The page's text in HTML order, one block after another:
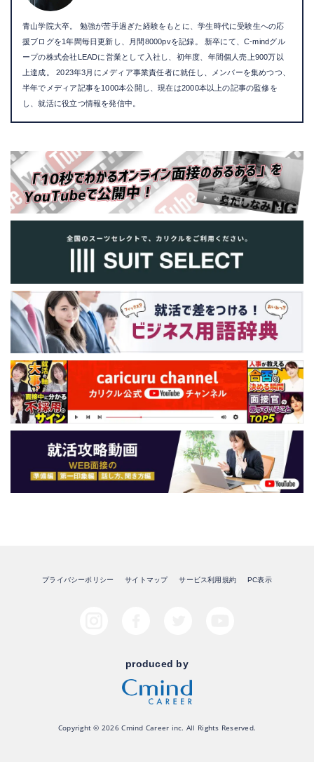
青山学院大卒。 勉強が苦手過ぎた経験をもとに、学生時代に受験生への応
援ブログを1年間毎日更新し、月間8000pvを記録。 新卒にて、C-mindグル
ープの株式会社LEADに営業として入社し、初年度、年間個人売上900万以
上達成。 2023年3月にメディア事業責任者に就任し、メンバーを集めつつ、
半年でメディア記事を1000本公開し、現在は2000本以上の記事の監修を
し、就活に役立つ情報を発信中。
プライバシーポリシー サイトマップ サービス利用規約 PC表示
produced by
Copyright © 2026 Cmind Career inc. All Rights Reserved.